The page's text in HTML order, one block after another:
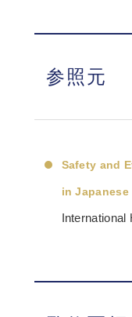
参照元
Safety and
in
International